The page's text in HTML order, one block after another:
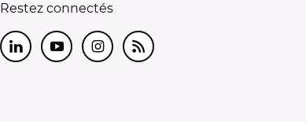
Restez connectés
LinkedInYoutubeInstagram
RSS